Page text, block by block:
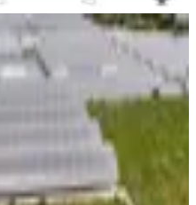
Mahallesi'nde Satılık
Arsa
+2